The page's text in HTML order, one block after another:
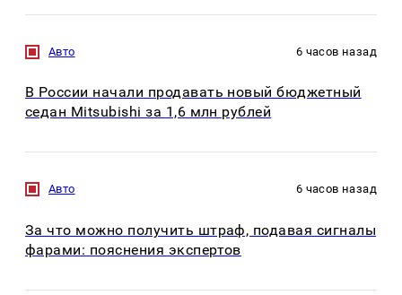
Авто 6 часов назад
В России начали продавать новый бюджетный
седан Mitsubishi за 1,6 млн рублей
Авто 6 часов назад
За что можно получить штраф, подавая сигналы
фарами: пояснения экспертов